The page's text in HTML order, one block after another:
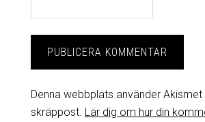
Denna webbplats använder
skräppost. Lär dig om hur din